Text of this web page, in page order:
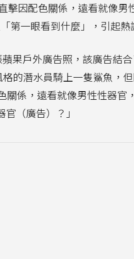
擊因配色關係，遠看就像男
第一眼看到什麼」，引起熱
蘋果戶外廣告照，該廣告結
格的潛水員騎上一隻鯊魚，
關係，遠看就像男性性器官
（廣告）？」